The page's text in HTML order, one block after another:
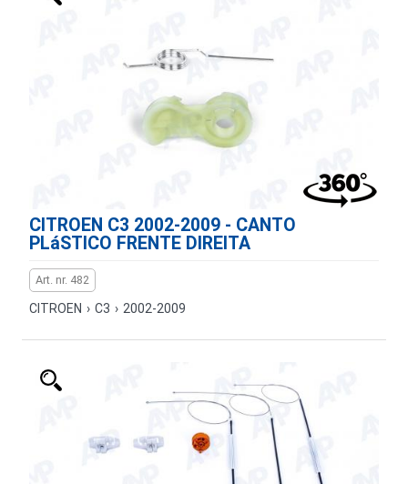
CITROEN C3 2002-2009 - CANTO
PLáSTICO FRENTE DIREITA
Art. nr. 482
CITROEN › C3 › 2002-2009